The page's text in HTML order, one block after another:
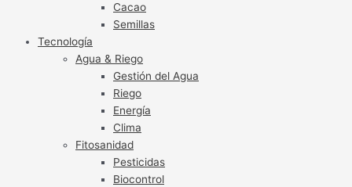
Cacao
Semillas
Tecnología
Agua & Riego
Gestión del Agua
Riego
Energía
Clima
Fitosanidad
Pesticidas
Biocontrol